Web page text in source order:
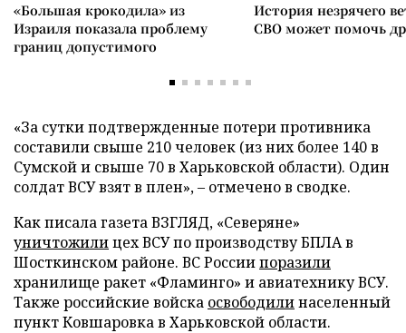
«Большая крокодила» из
Израиля показала проблему
границ допустимого
История незрячего
СВО может помочь
«За сутки подтвержденные потери противника
составили свыше 210 человек (из них более 140 в
Сумской и свыше 70 в Харьковской области). Один
солдат ВСУ взят в плен», – отмечено в сводке.
Как писала газета ВЗГЛЯД, «Северяне»
уничтожилицех ВСУ по производству БПЛА в
Шосткинском районе. ВС Россиипоразили
хранилище ракет «Фламинго» и авиатехнику ВСУ.
Также российские войска освободилинаселенный
пункт Ковшаровка в Харьковской области.